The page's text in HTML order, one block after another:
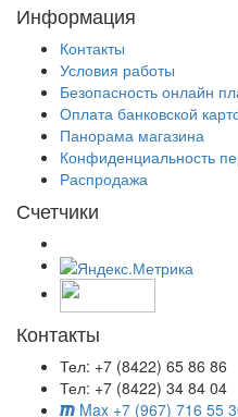
Информация
Контакты
Условия работы
Безопасность онлайн
Оплата банковской
Панорама магазина
Конфиденциальность
Распродажа
Счетчики
Контакты
Тел: +7 (8422) 65 86 86
Тел: +7 (8422) 34 84 04
Max +7 (967) 716 55